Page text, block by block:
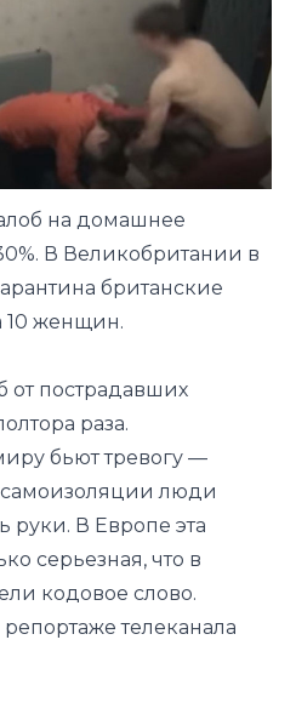
на домашнее
В Великобритании в
британские
женщин.
от пострадавших
раза.
бьют тревогу —
люди
руки. В Европе эта
серьезная, что в
кодовое слово.
телеканала